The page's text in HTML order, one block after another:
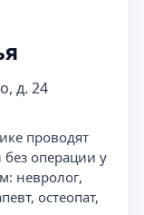
д. 24
проводят
операции у
невролог,
остеопат,